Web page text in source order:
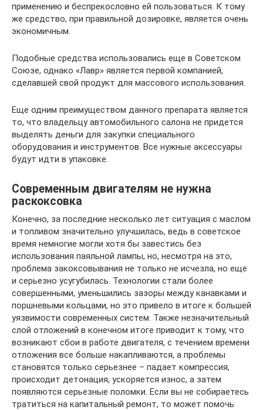
применению и беспрекословно ей пользоваться. К тому
же средство, при правильной дозировке, является очень
экономичным.
Подобные средства использовались еще в Советском
Союзе, однако «Лавр» является первой компанией,
сделавшей свой продукт для массового использования.
Еще одним преимуществом данного препарата является
то, что владельцу автомобильного салона не придется
выделять деньги для закупки специального
оборудования и инструментов. Все нужные аксессуары
будут идти в упаковке.
Современным двигателям не нужна
раскоксовка
Конечно, за последние несколько лет ситуация с маслом
и топливом значительно улучшилась, ведь в советское
время немногие могли хотя бы завестись без
использования паяльной лампы, но, несмотря на это,
проблема закоксовывания не только не исчезла, но еще
и серьезно усугубилась. Технологии стали более
совершенными, уменьшились зазоры между канавками и
поршневыми кольцами, но это привело в итоге к большей
уязвимости современных систем. Также незначительный
слой отложений в конечном итоге приводит к тому, что
возникают сбои в работе двигателя, с течением времени
отложения все больше накапливаются, а проблемы
становятся только серьезнее – падает компрессия,
происходит детонация, ускоряется износ, а затем
появляются серьезные поломки. Если вы не собираетесь
тратиться на капитальный ремонт, то может помочь